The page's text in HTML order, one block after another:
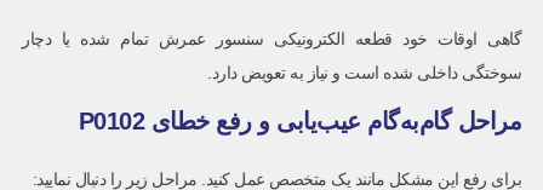
گاهی اوقات خود قطعه الکترونیکی سنسور عمرش تمام شده یا دچار
سوختگی داخلی شده است و نیاز به تعویض دارد.
مراحل گام‌به‌گام عیب‌یابی و رفع خطای P0102
برای رفع این مشکل مانند یک متخصص عمل کنید. مراحل زیر را دنبال نمایید: